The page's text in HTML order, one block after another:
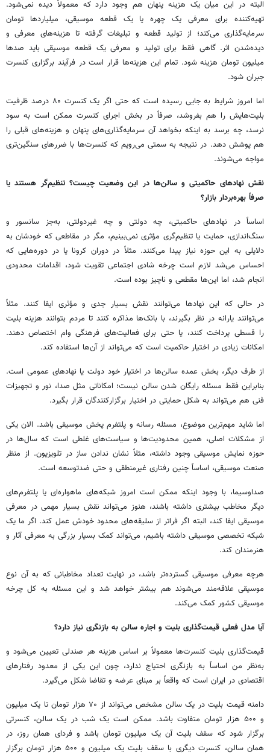
البته در این میان یک هزینه پنهان هم وجود دارد که معمولاً دیده نمی‌شود.
تهیه‌کننده برای معرفی یک چهره یا یک قطعه موسیقی، میلیاردها تومان
سرمایه‌گذاری می‌کند؛ از تولید قطعه و تبلیغات گرفته تا هزینه‌های معرفی و
دیده‌شدن اثر. گاهی فقط برای تولید و معرفی یک قطعه موسیقی باید صدها
میلیون تومان هزینه شود. تمام این هزینه‌ها قرار است در فرآیند برگزاری کنسرت
جبران شود.
اما امروز شرایط به جایی رسیده است که حتی اگر یک کنسرت ۸۰ درصد ظرفیت
بلیت‌هایش را هم بفروشد، صرفاً در بخش اجرای کنسرت ممکن است به سود
نرسد، چه برسد به اینکه بخواهد آن سرمایه‌گذاری‌های پنهان و هزینه‌های قبلی را
هم پوشش دهد. در نتیجه به سمتی می‌رویم که کنسرت‌ها با ضررهای سنگین‌تری
مواجه می‌شوند.
نقش نهادهای حاکمیتی و سالن‌ها در این وضعیت چیست؟ تنظیم‌گر هستند یا
صرفاً بهره‌بردار بازار؟
اساساً در نهادهای حاکمیتی، چه دولتی و چه غیردولتی، به‌جز سانسور و
سنگ‌اندازی، حمایت یا تنظیم‌گری مؤثری نمی‌بینیم، مگر در مقاطعی که خودشان به
دلایلی به این حوزه نیاز پیدا می‌کنند. مثلاً در دوران کرونا یا در دوره‌هایی که
احساس می‌شد لازم است چرخه شادی اجتماعی تقویت شود، اقدامات محدودی
انجام شد، اما این‌ها مقطعی و ناچیز بوده است.
در حالی که این نهادها می‌توانند نقش بسیار جدی و مؤثری ایفا کنند. مثلاً
می‌توانند یارانه در نظر بگیرند، با بانک‌ها مذاکره کنند تا مردم بتوانند هزینه بلیت
را قسطی پرداخت کنند، یا حتی برای فعالیت‌های فرهنگی وام اختصاص دهند.
امکانات زیادی در اختیار حاکمیت است که می‌تواند از آن‌ها استفاده کند.
از طرف دیگر، بخش عمده سالن‌ها در اختیار خود دولت یا نهادهای عمومی است.
بنابراین فقط مسئله رایگان شدن سالن نیست؛ امکاناتی مثل صدا، نور و تجهیزات
فنی هم می‌تواند به شکل حمایتی در اختیار برگزارکنندگان قرار بگیرد.
اما شاید مهم‌ترین موضوع، مسئله رسانه و پلتفرم پخش موسیقی باشد. الان یکی
از مشکلات اصلی، همین محدودیت‌ها و سیاست‌های غلطی است که سال‌ها در
حوزه نمایش موسیقی وجود داشته، مثلاً نشان ندادن ساز در تلویزیون. از منظر
صنعت موسیقی، اساساً چنین رفتاری غیرمنطقی و حتی ضدتوسعه است.
صداوسیما، با وجود اینکه ممکن است امروز شبکه‌های ماهواره‌ای یا پلتفرم‌های
دیگر مخاطب بیشتری داشته باشند، هنوز می‌تواند نقش بسیار مهمی در معرفی
موسیقی ایفا کند، البته اگر فراتر از سلیقه‌های محدود خودش عمل کند. اگر ما یک
شبکه تخصصی موسیقی داشته باشیم، می‌تواند کمک بسیار بزرگی به معرفی آثار و
هنرمندان کند.
هرچه معرفی موسیقی گسترده‌تر باشد، در نهایت تعداد مخاطبانی که به آن نوع
موسیقی علاقه‌مند می‌شوند هم بیشتر خواهد شد و این مسئله به کل چرخه
موسیقی کشور کمک می‌کند.
آیا مدل فعلی قیمت‌گذاری بلیت و اجاره سالن به بازنگری نیاز دارد؟
قیمت‌گذاری بلیت کنسرت‌ها معمولاً بر اساس هزینه هر صندلی تعیین می‌شود و
به‌نظر من اساساً به بازنگری احتیاج ندارد، چون این یکی از معدود رفتارهای
اقتصادی در ایران است که واقعاً بر مبنای عرضه و تقاضا شکل می‌گیرد.
دامنه قیمت بلیت در یک سالن مشخص می‌تواند از ۷۰ هزار تومان تا یک میلیون
و ۵۰۰ هزار تومان متفاوت باشد. ممکن است یک شب در یک سالن، کنسرتی
برگزار شود که سقف بلیت آن یک میلیون تومان باشد و فردای همان روز، در
همان سالن، کنسرت دیگری با سقف بلیت یک میلیون و ۵۰۰ هزار تومان برگزار